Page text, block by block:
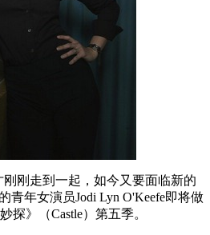
刚刚走到一起，如今又要面临新的
青年女演员Jodi Lyn O'Keefe即将做
探》（Castle）第五季。